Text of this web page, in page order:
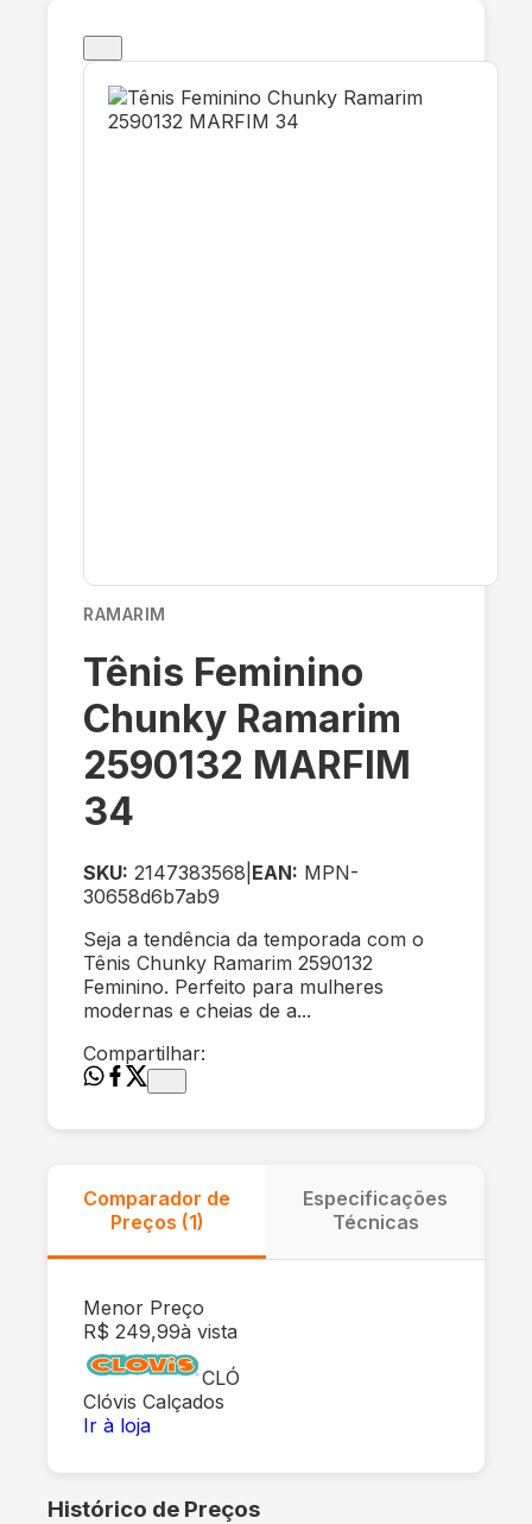
RAMARIM
Tênis Feminino
Chunky Ramarim
2590132 MARFIM
34
SKU: 2147383568 EAN: MPN-
30658d6b7ab9
Seja a tendência da temporada com o
Tênis Chunky Ramarim 2590132
Feminino. Perfeito para mulheres
modernas e cheias de a...
Compartilhar:
Comparador de
Preços (1)
Especificações
Técnicas
Menor Preço
R$ 249,99à vista
CLÓ
Clóvis Calçados
Ir à loja
Histórico de Preços